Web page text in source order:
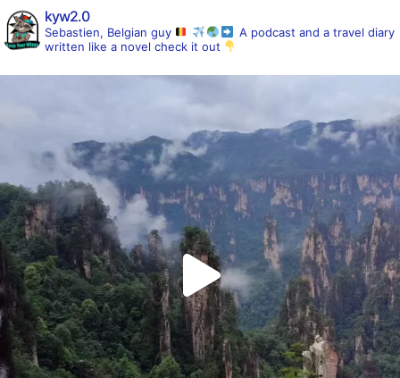
kyw2.0
Sebastien, Belgian guy
A podcast and a travel diary
written like a novel check it out